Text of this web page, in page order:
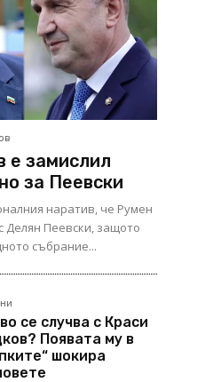
е замислил
за Пеевски
наратив, че Румен
Делян Пеевски, защото
събрание...
се случва с Краси
Появата му в
шокира